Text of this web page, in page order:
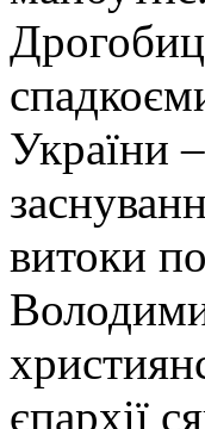
України
витоки
єпархії